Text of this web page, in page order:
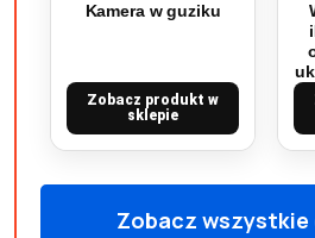
Kamera w guziku
Zobacz produkt w
sklepie
Zobacz